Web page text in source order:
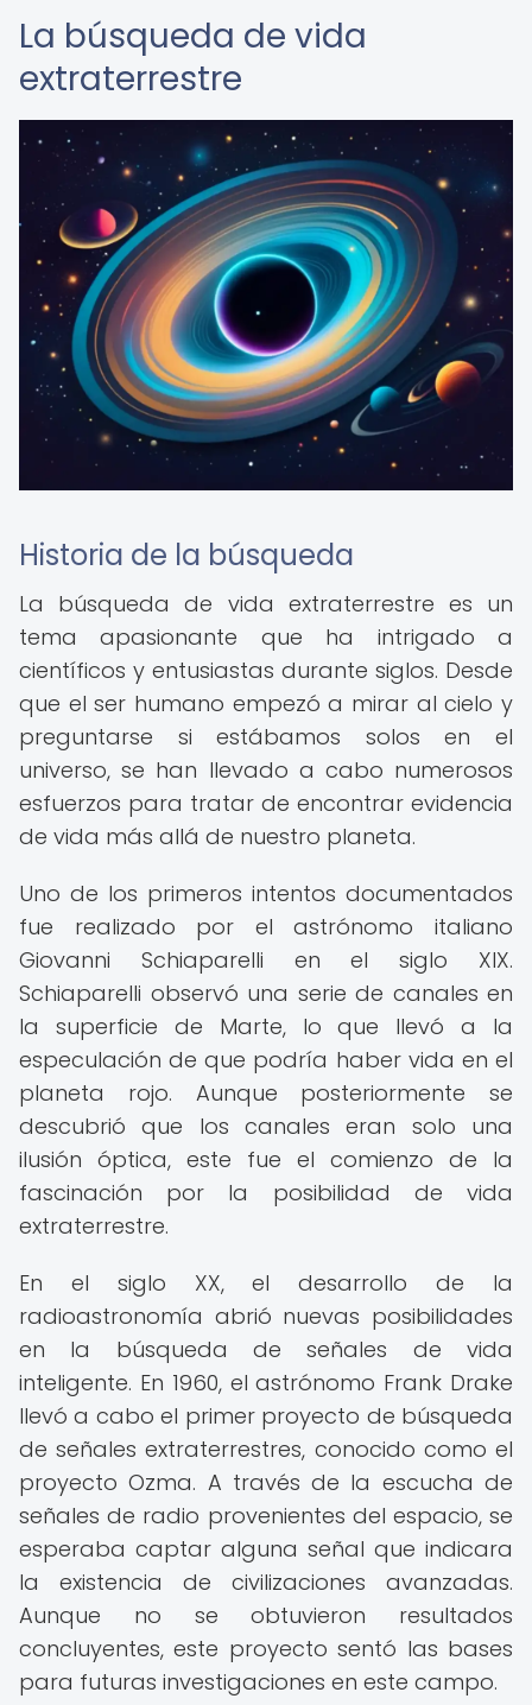
La búsqueda de vida
extraterrestre
Historia de la búsqueda
La búsqueda de vida extraterrestre es un
tema apasionante que ha intrigado a
científicos y entusiastas durante siglos. Desde
que el ser humano empezó a mirar al cielo y
preguntarse si estábamos solos en el
universo, se han llevado a cabo numerosos
esfuerzos para tratar de encontrar evidencia
de vida más allá de nuestro planeta.
Uno de los primeros intentos documentados
fue realizado por el astrónomo italiano
Giovanni Schiaparelli en el siglo XIX.
Schiaparelli observó una serie de canales en
la superficie de Marte, lo que llevó a la
especulación de que podría haber vida en el
planeta rojo. Aunque posteriormente se
descubrió que los canales eran solo una
ilusión óptica, este fue el comienzo de la
fascinación por la posibilidad de vida
extraterrestre.
En el siglo XX, el desarrollo de la
radioastronomía abrió nuevas posibilidades
en la búsqueda de señales de vida
inteligente. En 1960, el astrónomo Frank Drake
llevó a cabo el primer proyecto de búsqueda
de señales extraterrestres, conocido como el
proyecto Ozma. A través de la escucha de
señales de radio provenientes del espacio, se
esperaba captar alguna señal que indicara
la existencia de civilizaciones avanzadas.
Aunque no se obtuvieron resultados
concluyentes, este proyecto sentó las bases
para futuras investigaciones en este campo.